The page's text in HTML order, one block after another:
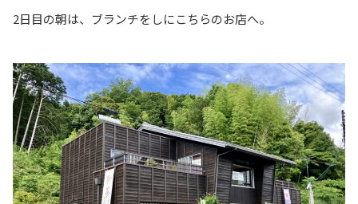
2日目の朝は、ブランチをしにこちらのお店へ。